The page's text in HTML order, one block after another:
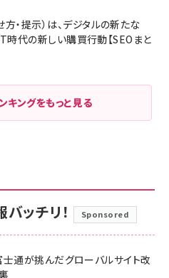
・提示）は、デジタルの新たな
時代の新しい購買行動【SEOまと
キングをもっと見る
ッチリ！ Sponsored
通が挑んだグローバルサイト改